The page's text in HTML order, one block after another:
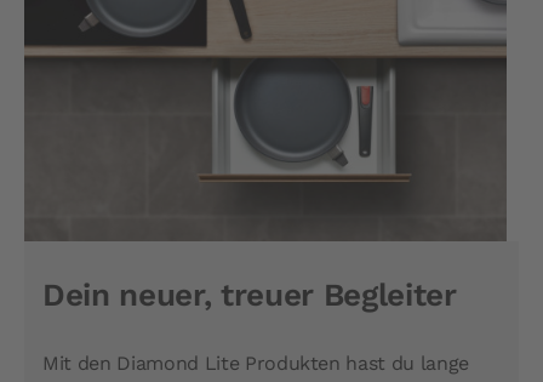
Dein neuer, treuer Begleiter
Mit den Diamond Lite Produkten hast du lange